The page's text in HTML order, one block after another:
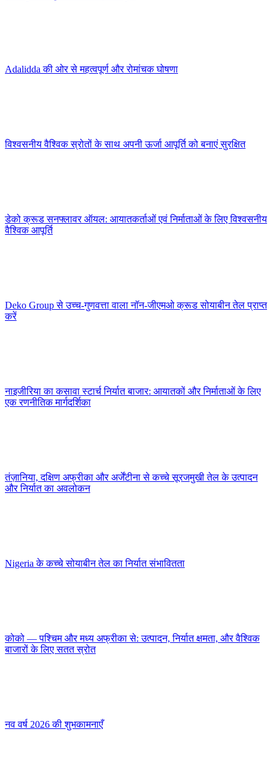
Adalidda की ओर से महत्वपूर्ण और रोमांचक घोषणा
विश्वसनीय वैश्विक स्रोतों के साथ अपनी ऊर्जा आपूर्ति को बनाएं सुरक्षित
डेको क्रूड सनफ्लावर ऑयल: आयातकर्ताओं एवं निर्माताओं के लिए विश्वसनीय
वैश्विक आपूर्ति
Deko Group से उच्च-गुणवत्ता वाला नॉन-जीएमओ क्रूड सोयाबीन तेल प्राप्त
करें
नाइजीरिया का कसावा स्टार्च निर्यात बाजार: आयातकों और निर्माताओं के लिए
एक रणनीतिक मार्गदर्शिका
तंज़ानिया, दक्षिण अफ्रीका और अर्जेंटीना से कच्चे सूरजमुखी तेल के उत्पादन
और निर्यात का अवलोकन
Nigeria के कच्चे सोयाबीन तेल का निर्यात संभावितता
कोको — पश्चिम और मध्य अफ्रीका से: उत्पादन, निर्यात क्षमता, और वैश्विक
बाजारों के लिए सतत स्रोत
नव वर्ष 2026 की शुभकामनाएँ